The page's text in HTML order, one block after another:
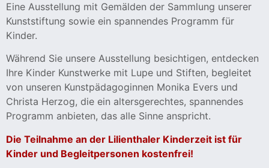
Eine Ausstellung mit Gemälden der Sammlung unserer
Kunststiftung sowie ein spannendes Programm für
Kinder.
Während Sie unsere Ausstellung besichtigen, entdecken
Ihre Kinder Kunstwerke mit Lupe und Stiften, begleitet
von unseren Kunstpädagoginnen Monika Evers und
Christa Herzog, die ein altersgerechtes, spannendes
Programm anbieten, das alle Sinne anspricht.
Die Teilnahme an der Lilienthaler Kinderzeit ist für
Kinder und Begleitpersonen kostenfrei!